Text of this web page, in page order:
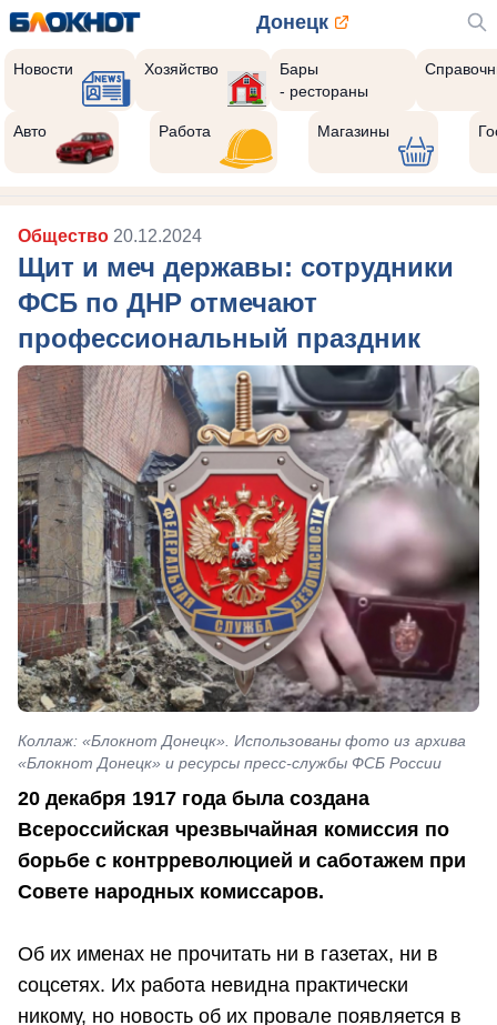
Донецк
Новости Хозяйство
Бары
- рестораны
Авто Работа Магазины
Общество 20.12.2024
Щит и меч державы: сотрудники
ФСБ по ДНР отмечают
профессиональный праздник
Коллаж: «Блокнот Донецк». Использованы фото из архива
«Блокнот Донецк» и ресурсы пресс-службы ФСБ России
20 декабря 1917 года была создана
Всероссийская чрезвычайная комиссия по
борьбе с контрреволюцией и саботажем при
Совете народных комиссаров.
Об их именах не прочитать ни в газетах, ни в
соцсетях. Их работа невидна практически
никому, но новость об их провале появляется в